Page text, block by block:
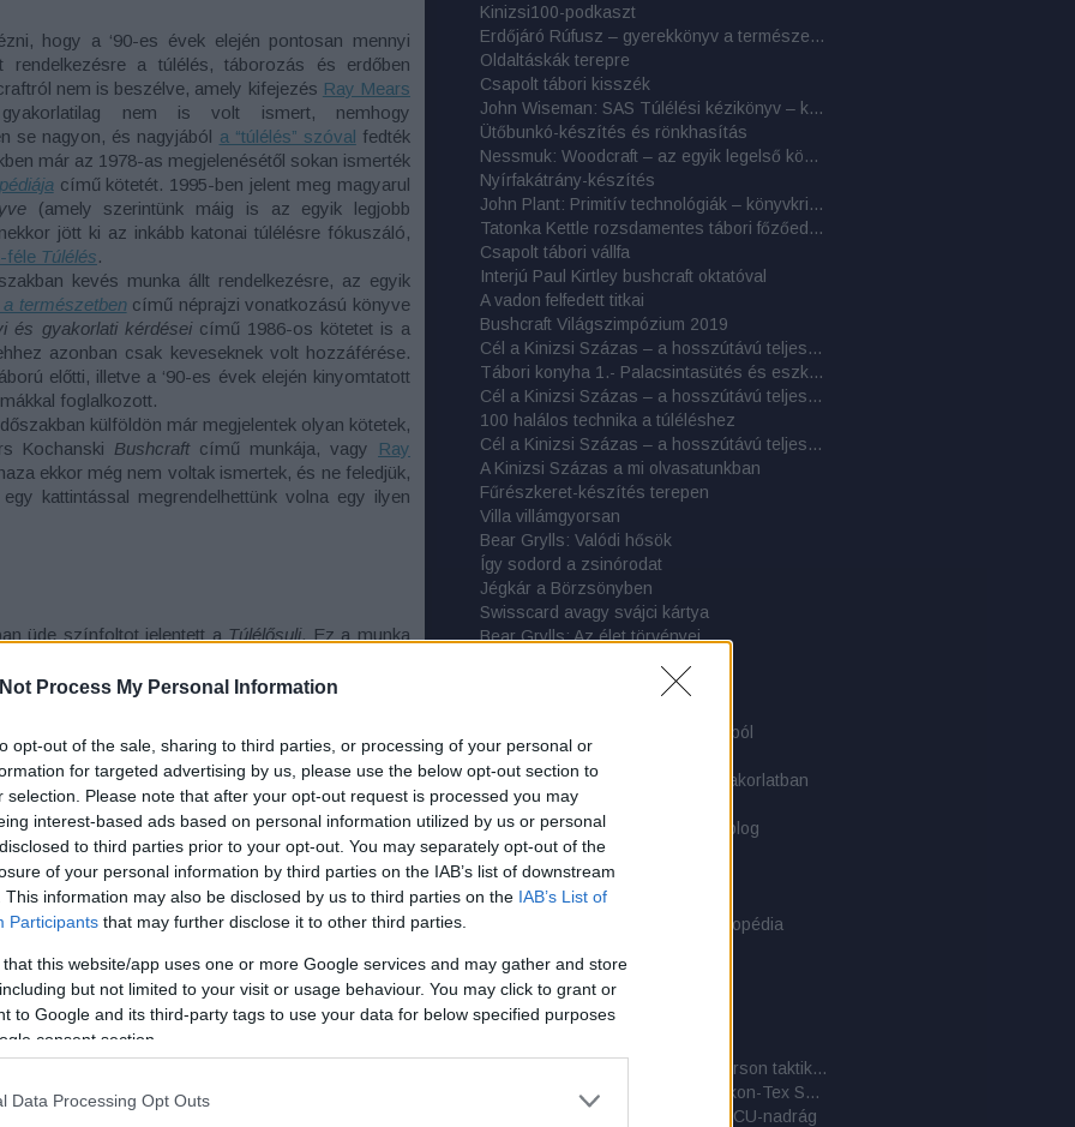
Process My Personal Information
opt-out of the sale, sharing to third parties, or processing of your personal or
for targeted advertising by us, please use the below opt-out section to
selection. Please note that after your opt-out request is processed you may
interest-based ads based on personal information utilized by us or personal
to third parties prior to your opt-out. You may separately opt-out of the
of your personal information by third parties on the IAB’s list of downstream
This information may also be disclosed by us to third parties on the IAB’s List of
Participants that may further disclose it to other third parties.
that this website/app uses one or more Google services and may gather and store
but not limited to your visit or usage behaviour. You may click to grant or
to Google and its third-party tags to use your data for below specified purposes
consent section.
Data Processing Opt Outs
hogy a ‘90-es évek elején pontosan mennyi
rendelkezésre a túlélés, táborozás és erdőben
nem is beszélve, amely kifejezés Ray Mears
nem is volt ismert, nemhogy
se nagyon, és nagyjából a “túlélés” szóval fedték
már az 1978-as megjelenésétől sokan ismerték
című kötetét. 1995-ben jelent meg magyarul
(amely szerintünk máig is az egyik legjobb
jött ki az inkább katonai túlélésre fókuszáló,
féle Túlélés.
kevés munka állt rendelkezésre, az egyik
természetbencímű néprajzi vonatkozású könyve
és gyakorlati kérdéseicímű 1986-os kötetet is a
azonban csak keveseknek volt hozzáférése.
előtti, illetve a ‘90-es évek elején kinyomtatott
foglalkozott.
külföldön már megjelentek olyan kötetek,
Kochanski Bushcraftcímű munkája, vagy
Ray
ekkor még nem voltak ismertek, és ne feledjük,
kattintással megrendelhettünk volna egy ilyen
üde színfoltot jelentett a Túlélősuli. Ez a munka
sosem jelent meg, bár egy kicsit hosszabb
lett volna. Ehelyett a Top Gun Magazin 1996/3–
összesen 14 oldalon.
hazánk egyetlen populáris (értsd: nem
hogy témák terén igen gazdag volt a felhozatal:
itt a változó Magyar Honvédség belső világáról,
felderítőkről, repülőnapokról és haditechnikai
ról, de háborús filmek és makettek is voltak
volt, hiszen interjúk, visszaemlékezések,
illetve formálisabb típusbemutatók is
Kinizsi100-podkaszt
Erdőjáró Rúfusz – gyerekkönyv a természetjárásról és bushcraftról
Oldaltáskák terepre
Csapolt tábori kisszék
John Wiseman: SAS Túlélési kézikönyv – könyvkritika
Ütőbunkó-készítés és rönkhasítás
Nessmuk: Woodcraft – az egyik legelső könyv a táborozásról
Nyírfakátrány-készítés
John Plant: Primitív technológiák – könyvkritika
Tatonka Kettle rozsdamentes tábori főzőedény
Csapolt tábori vállfa
Interjú Paul Kirtley bushcraft oktatóval
A vadon felfedett titkai
Bushcraft Világszimpózium 2019
Cél a Kinizsi Százas – a hosszútávú teljesítménytúrázás titkai: 9. rész – 2018-as beszámolók
Tábori konyha 1.- Palacsintasütés és eszközei
Cél a Kinizsi Százas – a hosszútávú teljesítménytúrázás titkai: 8. rész - 2017-es beszámolók
100 halálos technika a túléléshez
Cél a Kinizsi Százas – a hosszútávú teljesítménytúrázás titkai: 7. rész - 2016-os beszámolók
A Kinizsi Százas a mi olvasatunkban
Fűrészkeret-készítés terepen
Villa villámgyorsan
Bear Grylls: Valódi hősök
Így sodord a zsinórodat
Jégkár a Börzsönyben
Swisscard avagy svájci kártya
Bear Grylls: Az élet törvényei
Függőágy és függőszék sátorlapból
Tokok az övön
Na, ez derék! - Derékszíjak a gyakorlatban
Kötszer, gyógyszer, orvosság…
Szolgálati közlemény - 3 éves a blog
M-Tramp Bergen hátizsák
Tribord Kostalde dzseki
Highlander Bergen hátizsák
Alexander Stilwell: Túlélési enciklopédia
Amerikai sivatagi bakancs
Amerikai dzsungelbakancs
Bear Grylls: Tűzön-vízen át!
A BDU-nadrág és társai 4. – Emerson taktikai nadrág
A BDU-nadrág és társai 3. – Helikon-Tex SFU nadrág
A BDU-nadrág és társai 2. – Az ACU-nadrág